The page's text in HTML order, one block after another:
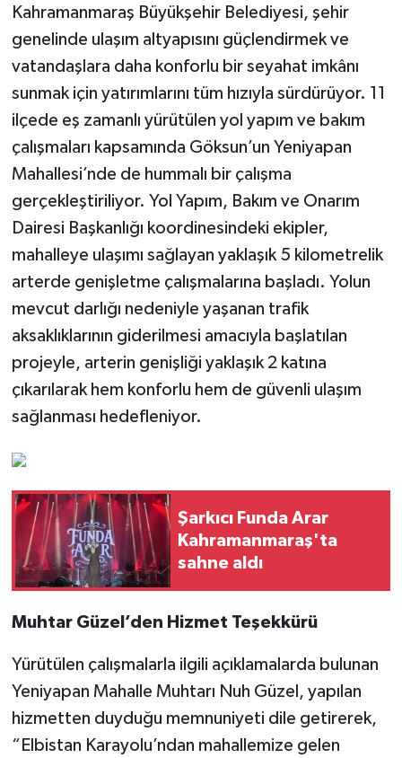
Kahramanmaraş Büyükşehir Belediyesi, şehir
genelinde ulaşım altyapısını güçlendirmek ve
vatandaşlara daha konforlu bir seyahat imkânı
sunmak için yatırımlarını tüm hızıyla sürdürüyor. 11
ilçede eş zamanlı yürütülen yol yapım ve bakım
çalışmaları kapsamında Göksun’un Yeniyapan
Mahallesi’nde de hummalı bir çalışma
gerçekleştiriliyor. Yol Yapım, Bakım ve Onarım
Dairesi Başkanlığı koordinesindeki ekipler,
mahalleye ulaşımı sağlayan yaklaşık 5 kilometrelik
arterde genişletme çalışmalarına başladı. Yolun
mevcut darlığı nedeniyle yaşanan trafik
aksaklıklarının giderilmesi amacıyla başlatılan
projeyle, arterin genişliği yaklaşık 2 katına
çıkarılarak hem konforlu hem de güvenli ulaşım
sağlanması hedefleniyor.
Şarkıcı Funda Arar
Kahramanmaraş'ta
sahne aldı
Muhtar Güzel’den Hizmet Teşekkürü
Yürütülen çalışmalarla ilgili açıklamalarda bulunan
Yeniyapan Mahalle Muhtarı Nuh Güzel, yapılan
hizmetten duyduğu memnuniyeti dile getirerek,
“Elbistan Karayolu’ndan mahallemize gelen